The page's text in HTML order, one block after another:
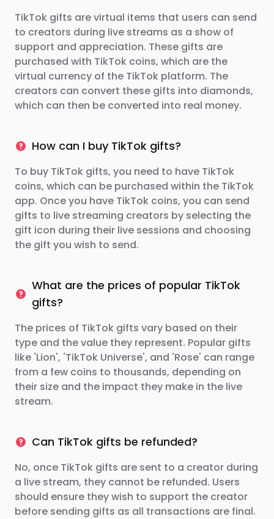
TikTok gifts are virtual items that users can send
to creators during live streams as a show of
support and appreciation. These gifts are
purchased with TikTok coins, which are the
virtual currency of the TikTok platform. The
creators can convert these gifts into diamonds,
which can then be converted into real money.
How can I buy TikTok gifts?
To buy TikTok gifts, you need to have TikTok
coins, which can be purchased within the TikTok
app. Once you have TikTok coins, you can send
gifts to live streaming creators by selecting the
gift icon during their live sessions and choosing
the gift you wish to send.
What are the prices of popular TikTok
gifts?
The prices of TikTok gifts vary based on their
type and the value they represent. Popular gifts
like 'Lion', 'TikTok Universe', and 'Rose' can range
from a few coins to thousands, depending on
their size and the impact they make in the live
stream.
Can TikTok gifts be refunded?
No, once TikTok gifts are sent to a creator during
a live stream, they cannot be refunded. Users
should ensure they wish to support the creator
before sending gifts as all transactions are final.